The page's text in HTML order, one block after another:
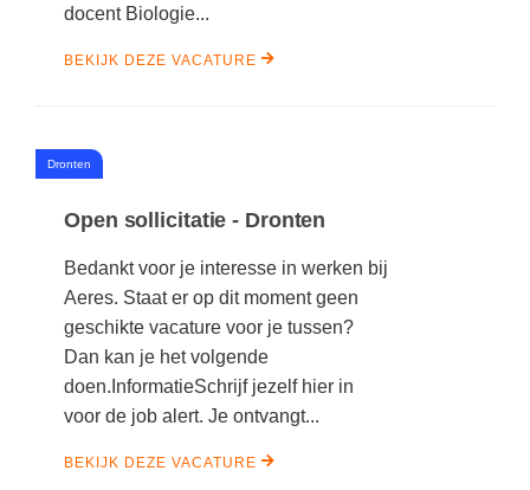
docent Biologie...
BEKIJK DEZE VACATURE
Dronten
Open sollicitatie - Dronten
Bedankt voor je interesse in werken bij
Aeres. Staat er op dit moment geen
geschikte vacature voor je tussen?
Dan kan je het volgende
doen.InformatieSchrijf jezelf hier in
voor de job alert. Je ontvangt...
BEKIJK DEZE VACATURE